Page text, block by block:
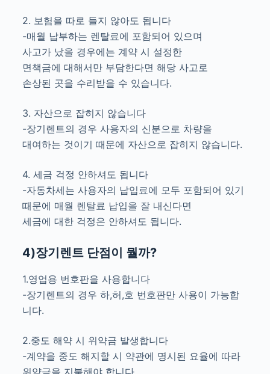
2. 보험을 따로 들지 않아도 됩니다
-매월 납부하는 렌탈료에 포함되어 있으며
사고가 났을 경우에는 계약 시 설정한
면책금에 대해서만 부담한다면 해당 사고로
손상된 곳을 수리받을 수 있습니다.
3. 자산으로 잡히지 않습니다
-장기렌트의 경우 사용자의 신분으로 차량을
대여하는 것이기 때문에 자산으로 잡히지 않습니다.
4. 세금 걱정 안하셔도 됩니다
-자동차세는 사용자의 납입료에 모두 포함되어 있기
때문에 매월 렌탈료 납입을 잘 내신다면
세금에 대한 걱정은 안하셔도 됩니다.
4)장기렌트 단점이 뭘까?
1.영업용 번호판을 사용합니다
-장기렌트의 경우 하,허,호 번호판만 사용이 가능합
니다.
2.중도 해약 시 위약금 발생합니다
-계약을 중도 해지할 시 약관에 명시된 요율에 따라
위약금을 지불해야 합니다.